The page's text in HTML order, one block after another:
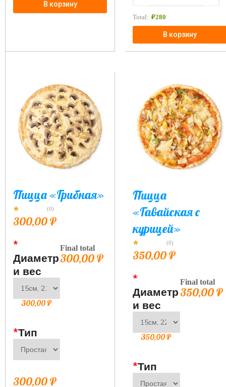
В корзину
Total: ₽280
В корзину
Пицца «Грибная»
(0)
300,00₽
*
Диаметр
и вес
300,00₽
*Тип
Final total
300,00₽
300,00₽
Пицца
«Гавайская с
курицей»
(0)
350,00₽
*
Диаметр
и вес
350,00₽
*Тип
Final total
350,00₽